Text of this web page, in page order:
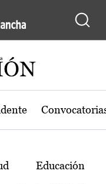
Castilla-La
Educación